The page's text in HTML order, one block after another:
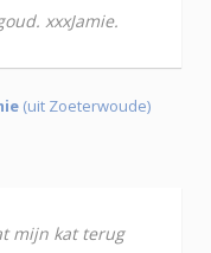
xxxJamie.
(uit Zoeterwoude)
mijn kat terug